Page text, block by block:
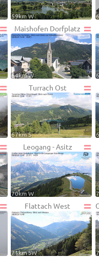
59km W
Maishofen Dorfplatz
64km W
Turrach Ost
67km S
Leogang - Asitz
70km W
Flattach West
71km SW